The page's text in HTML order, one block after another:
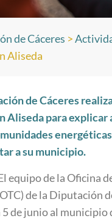
de Cáceres >
Aliseda
de Cáceres
Aliseda para explicar
a su municipio.
equipo de la Oficina
de la Diputación
de junio al municipio